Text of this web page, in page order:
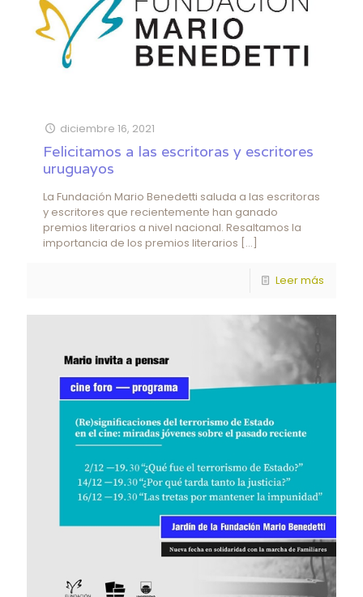
diciembre 16, 2021
Felicitamos a las escritoras y escritores
uruguayos
La Fundación Mario Benedetti saluda a las escritoras
y escritores que recientemente han ganado
premios literarios a nivel nacional. Resaltamos la
importancia de los premios literarios […]
Leer más